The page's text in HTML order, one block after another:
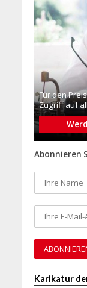
Für den
Zugriff auf
Abonnieren
Karikatur